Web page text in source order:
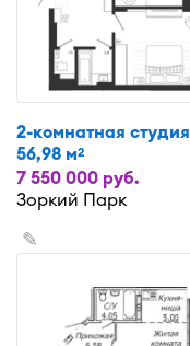
2-комнатная студия
56,98 м2
7 550 000 руб.
Зоркий Парк
✎